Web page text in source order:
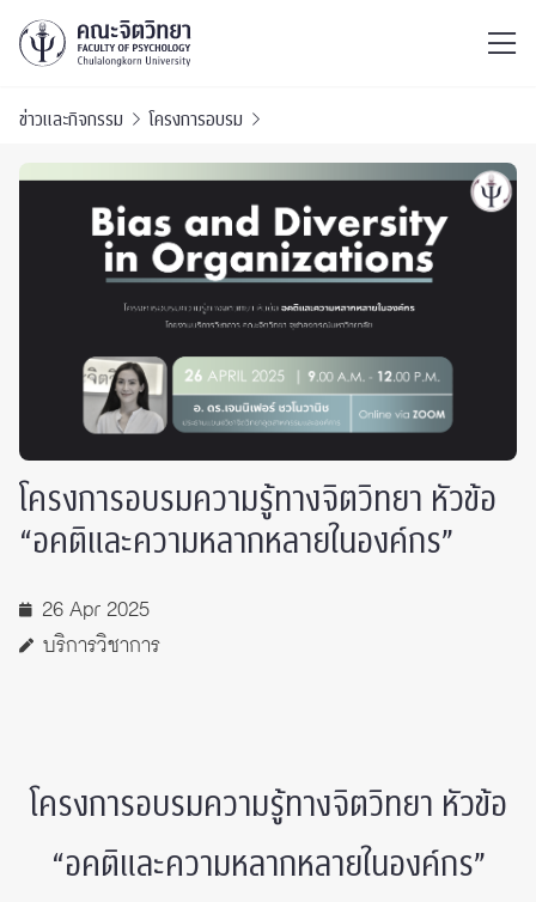
ข่าวและกิจกรรม โครงการอบรม
โครงการอบรมความรู้ทางจิตวิทยา หัวข้อ
“อคติและความหลากหลายในองค์กร”
26 Apr 2025
บริการวิชาการ
โครงการอบรมความรู้ทางจิตวิทยา หัวข้อ
“อคติและความหลากหลายในองค์กร”